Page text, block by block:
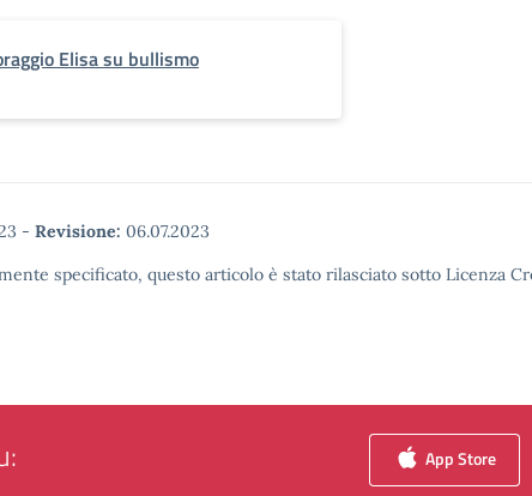
Elisa su bullismo
- Revisione: 06.07.2023
specificato, questo articolo è stato rilasciato sotto Licenza
App Store